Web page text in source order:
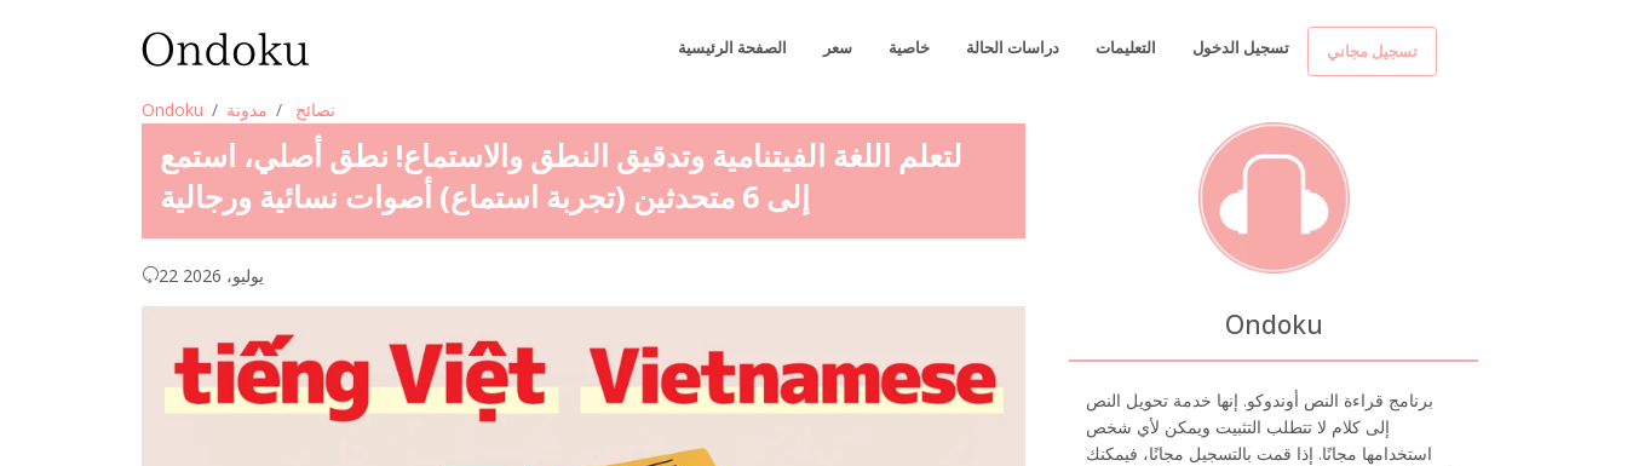
الصفحة الرئيسية سعر خاصية دراسات الحالة التعليمات تسجيل الدخول تسجيل مجاني
Ondoku مدونة نصائح
لتعلم اللغة الفيتنامية وتدقيق النطق والاستماع! نطق أصلي، استمع
إلى 6 متحدثين (تجربة استماع) أصوات نسائية ورجالية
22 يوليو، 2026
Ondoku
برنامج قراءة النص أوندوكو. إنها خدمة تحويل النص
إلى كلام لا تتطلب التثبيت ويمكن لأي شخص
استخدامها مجانًا. إذا قمت بالتسجيل مجانًا، فيمكنك